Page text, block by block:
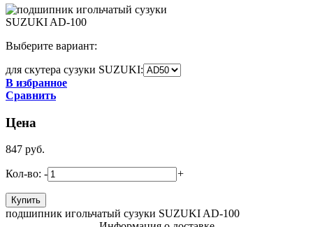
Выберите вариант:
для скутера сузуки SUZUKI:
В избранное
Сравнить
Цена
847 руб.
Кол-во: - +
подшипник игольчатый сузуки SUZUKI AD-100